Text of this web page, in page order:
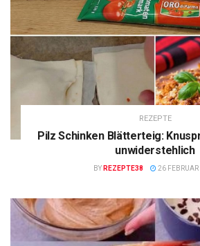
REZEPTE
Pilz Schinken Blätterteig:
unwiderstehlich
BY REZEPTE38 26